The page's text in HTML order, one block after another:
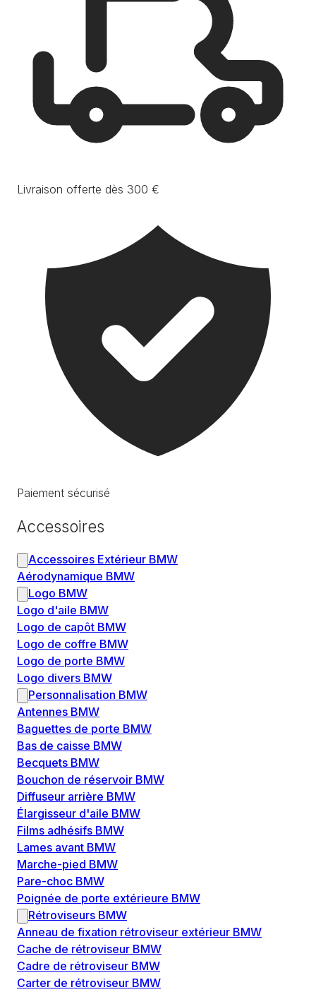
Livraison offerte dès 300 €
Paiement sécurisé
Accessoires
Accessoires Extérieur BMW
Aérodynamique BMW
Logo BMW
Logo d'aile BMW
Logo de capôt BMW
Logo de coffre BMW
Logo de porte BMW
Logo divers BMW
Personnalisation BMW
Antennes BMW
Baguettes de porte BMW
Bas de caisse BMW
Becquets BMW
Bouchon de réservoir BMW
Diffuseur arrière BMW
Élargisseur d'aile BMW
Films adhésifs BMW
Lames avant BMW
Marche-pied BMW
Pare-choc BMW
Poignée de porte extérieure BMW
Rétroviseurs BMW
Anneau de fixation rétroviseur extérieur BMW
Cache de rétroviseur BMW
Cadre de rétroviseur BMW
Carter de rétroviseur BMW